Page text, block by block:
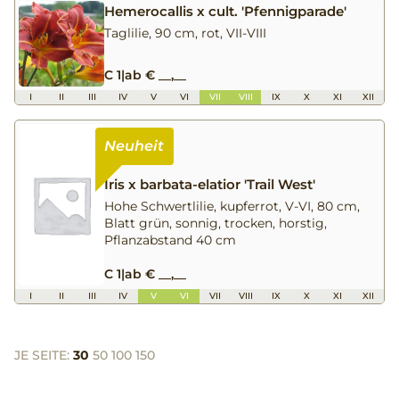
Hemerocallis x cult. 'Pfennigparade'
Taglilie, 90 cm, rot, VII-VIII
C 1|ab € __,__
I II III IV V VI VII VIII IX X XI XII
Iris x barbata-elatior 'Trail West'
Hohe Schwertlilie, kupferrot, V-VI, 80 cm,
Blatt grün, sonnig, trocken, horstig,
Pflanzabstand 40 cm
C 1|ab € __,__
I II III IV V VI VII VIII IX X XI XII
JE SEITE: 30 50 100 150